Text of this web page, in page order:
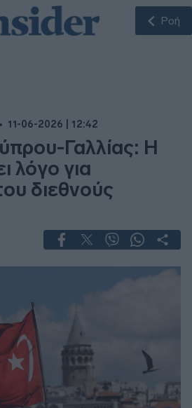
Ροή
11-06-2026 | 12:42
Γαλλίας: Η
λόγο για
διεθνούς